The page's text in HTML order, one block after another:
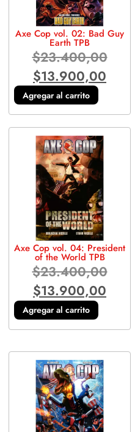
Axe Cop vol. 02: Bad Guy
Earth TPB
$23.400,00
$13.900,00
Agregar al carrito
Axe Cop vol. 04: President
of the World TPB
$23.400,00
$13.900,00
Agregar al carrito